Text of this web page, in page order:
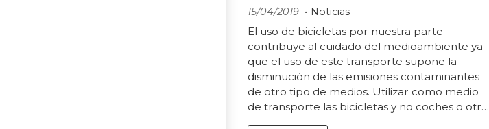
15/04/2019 Noticias
El uso de bicicletas por nuestra parte
contribuye al cuidado del medioambiente ya
que el uso de este transporte supone la
disminución de las emisiones contaminantes
de otro tipo de medios. Utilizar como medio
de transporte las bicicletas y no coches o otro
tipo de transporte contaminante contribuye